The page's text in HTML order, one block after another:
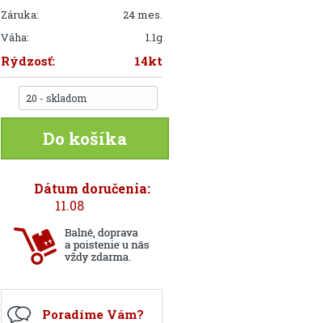
Záruka:
24 mes.
Váha:
1.1g
Rýdzosť: 14kt
20 - skladom
Do košíka
Dátum doručenia:
11.08
Poradíme Vám?